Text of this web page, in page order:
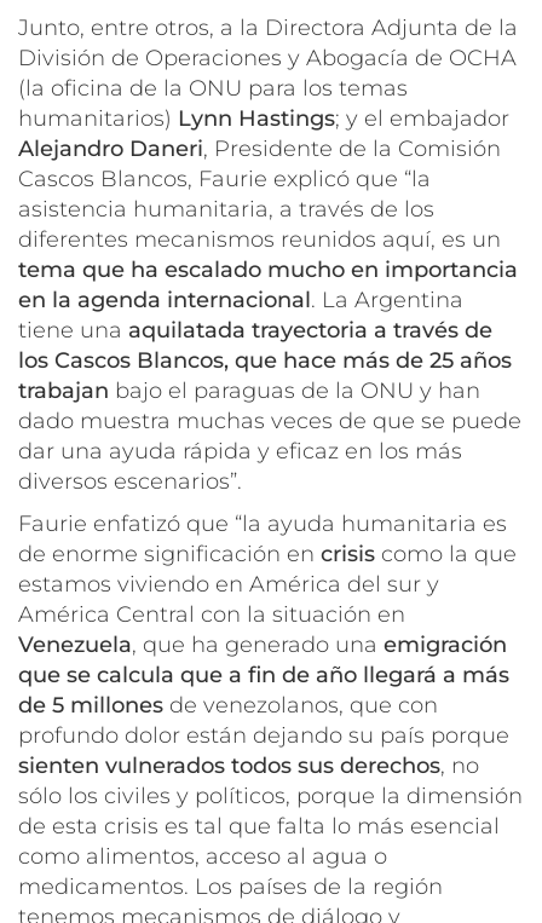
Junto, entre otros, a la Directora Adjunta de la
División de Operaciones y Abogacía de OCHA
(la oficina de la ONU para los temas
humanitarios) Lynn Hastings; y el embajador
Alejandro Daneri, Presidente de la Comisión
Cascos Blancos, Faurie explicó que “la
asistencia humanitaria, a través de los
diferentes mecanismos reunidos aquí, es un
tema que ha escalado mucho en importancia
en la agenda internacional. La Argentina
tiene una aquilatada trayectoria a través de
los Cascos Blancos, que hace más de 25 años
trabajan bajo el paraguas de la ONU y han
dado muestra muchas veces de que se puede
dar una ayuda rápida y eficaz en los más
diversos escenarios”.
Faurie enfatizó que “la ayuda humanitaria es
de enorme significación en crisis como la que
estamos viviendo en América del sur y
América Central con la situación en
Venezuela, que ha generado una emigración
que se calcula que a fin de año llegará a más
de 5 millones de venezolanos, que con
profundo dolor están dejando su país porque
sienten vulnerados todos sus derechos, no
sólo los civiles y políticos, porque la dimensión
de esta crisis es tal que falta lo más esencial
como alimentos, acceso al agua o
medicamentos. Los países de la región
tenemos mecanismos de diálogo y